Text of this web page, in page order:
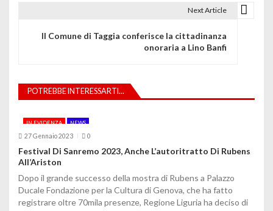
o
n
e
a
Next Article
Il Comune di Taggia conferisce la cittadinanza
onoraria a Lino Banfi
POTREBBE INTERESSARTI...
IN EVIDENZA NEWS
27 Gennaio 2023 0
Festival Di Sanremo 2023, Anche L’autoritratto Di Rubens
All’Ariston
Dopo il grande successo della mostra di Rubens a Palazzo
Ducale Fondazione per la Cultura di Genova, che ha fatto
registrare oltre 70mila presenze, Regione Liguria ha deciso di